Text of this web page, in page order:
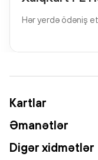
Hər yerdə ödəniş
Kartlar
Əmanətlər
Digər xidmətlər